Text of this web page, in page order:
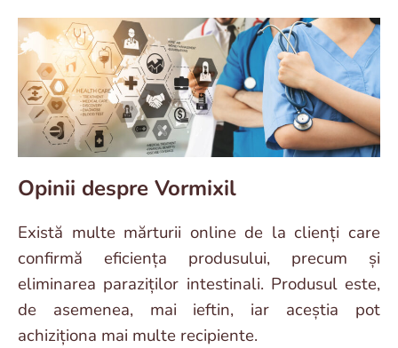
Opinii despre Vormixil
Există multe mărturii online de la clienți care
confirmă eficiența produsului, precum și
eliminarea paraziților intestinali. Produsul este,
de asemenea, mai ieftin, iar aceștia pot
achiziționa mai multe recipiente.